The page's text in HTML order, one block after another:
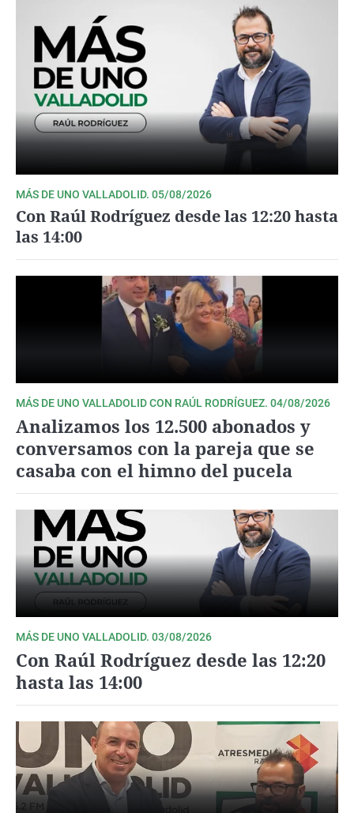
MÁS DE UNO VALLADOLID. 05/08/2026
Con Raúl Rodríguez desde las 12:20 hasta
las 14:00
MÁS DE UNO VALLADOLID CON RAÚL RODRÍGUEZ. 04/08/2026
Analizamos los 12.500 abonados y
conversamos con la pareja que se
casaba con el himno del pucela
MÁS DE UNO VALLADOLID. 03/08/2026
Con Raúl Rodríguez desde las 12:20
hasta las 14:00